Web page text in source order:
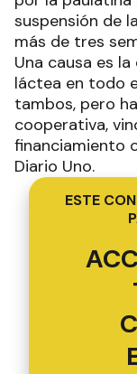
suspensión de
más de tres
Una causa es
láctea en todo
tambos, pero
cooperativa,
financiamiento
Diario Uno.
ESTE